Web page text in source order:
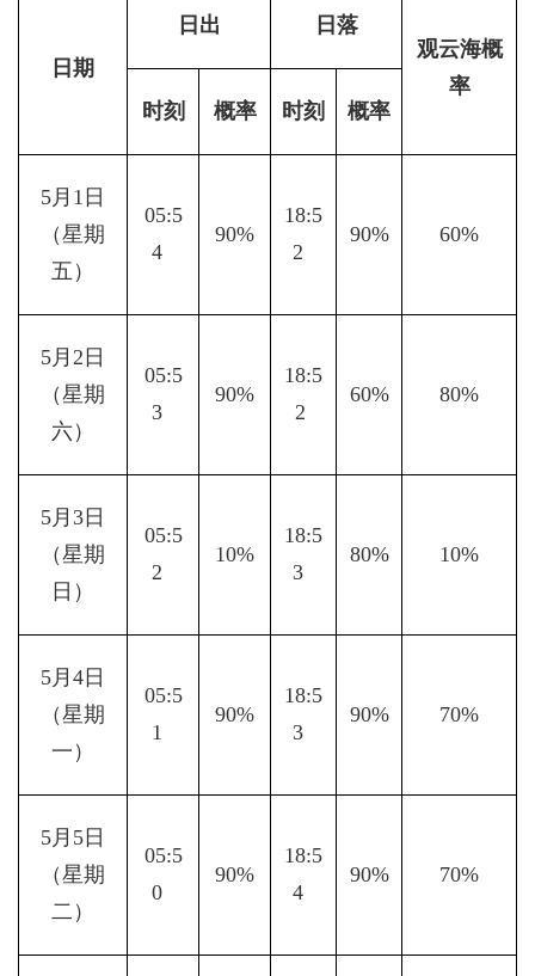
日期
日出
日落
观云海概
率
时刻
概率 时刻 概率
5月1日
（星期
五）
05:5
4
90%
18:5
2
90% 60%
5月2日
（星期
六）
05:5
3
90%
18:5
2
60% 80%
5月3日
（星期
日）
05:5
2
10%
18:5
3
80% 10%
5月4日
（星期
一）
05:5
1
90%
18:5
3
90% 70%
5月5日
（星期
二）
05:5
0
90%
18:5
4
90% 70%